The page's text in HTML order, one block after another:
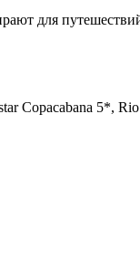
для
Copacabana 5*, Rio